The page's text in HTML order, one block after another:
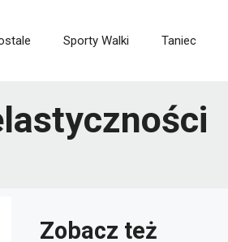
Sporty Walki Taniec
Zobacz też